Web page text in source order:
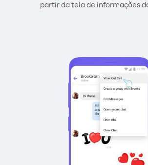
partir da tela de informações